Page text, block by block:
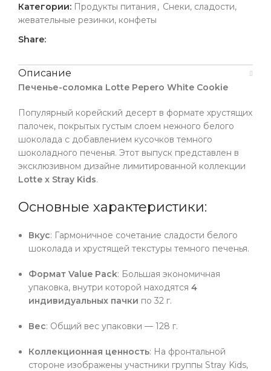
Категории: Продукты питания , Снеки, сладости,
жевательные резинки, конфеты
Share:
Описание
Печенье-соломка Lotte Pepero White Cookie
Популярный корейский десерт в формате хрустящих
палочек, покрытых густым слоем нежного белого
шоколада с добавлением кусочков темного
шоколадного печенья. Этот выпуск представлен в
эксклюзивном дизайне лимитированной коллекции
Lotte x Stray Kids.
Основные характеристики:
Вкус: Гармоничное сочетание сладости белого
шоколада и хрустящей текстуры темного печенья.
Формат Value Pack: Большая экономичная
упаковка, внутри которой находятся 4
индивидуальных пачки по 32 г.
Вес: Общий вес упаковки — 128 г.
Коллекционная ценность: На фронтальной
стороне изображены участники группы Stray Kids,